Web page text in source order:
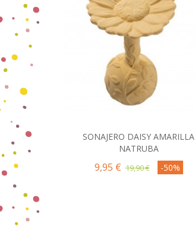
Comprar
SONAJERO DAISY AMARILLA
NATRUBA
9,95 € 19,90 € -50%